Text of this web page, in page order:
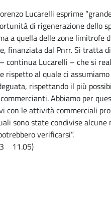
Lucarelli esprime
di rigenerazione dello
a quella delle zone limitrofe
finanziata dal Pnrr. Si tratta
continua Lucarelli – che si
rispetto al quale ci assumiamo
rispettando il più
Abbiamo per
con le attività commerciali
sono state condivise
verificarsi”.
11.05)